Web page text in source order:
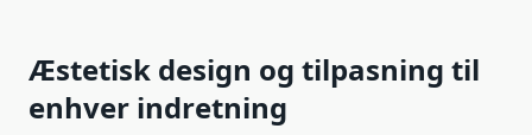
Æstetisk design og tilpasning til
enhver indretning